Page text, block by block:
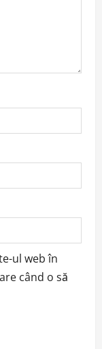
ul web în
când o să